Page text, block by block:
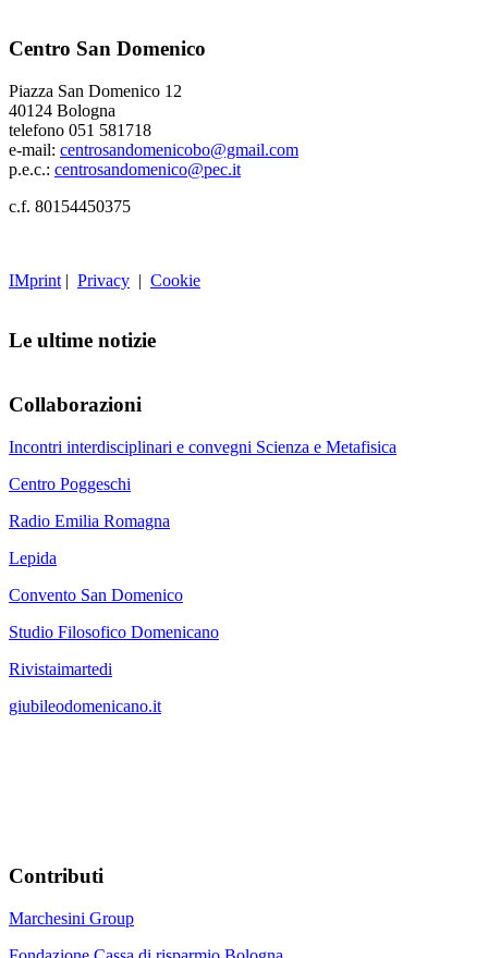
Centro San Domenico
Piazza San Domenico 12
40124 Bologna
telefono 051 581718
e-mail: centrosandomenicobo@gmail.com
p.e.c.: centrosandomenico@pec.it
c.f. 80154450375
IMprint | Privacy | Cookie
Le ultime notizie
Collaborazioni
Incontri interdisciplinari e convegni Scienza e Metafisica
Centro Poggeschi
Radio Emilia Romagna
Lepida
Convento San Domenico
Studio Filosofico Domenicano
Rivistaimartedi
giubileodomenicano.it
Contributi
Marchesini Group